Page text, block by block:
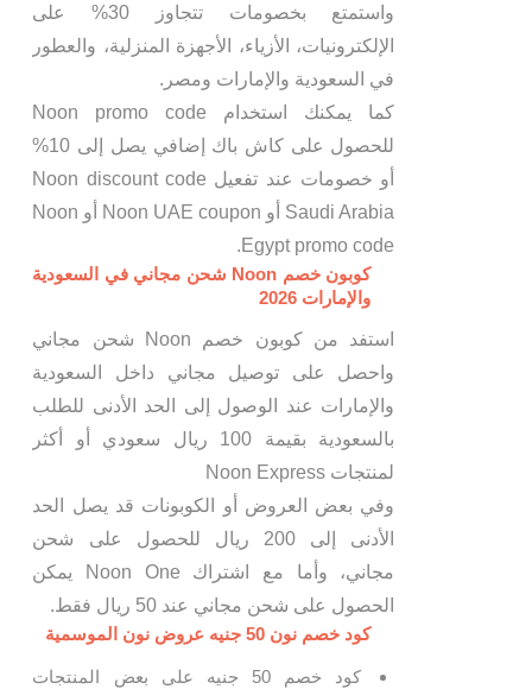
واستمتع بخصومات تتجاوز 30% على
الإلكترونيات، الأزياء، الأجهزة المنزلية، والعطور
في السعودية والإمارات ومصر.
كما يمكنك استخدام Noon promo code
للحصول على كاش باك إضافي يصل إلى 10%
أو خصومات عند تفعيل Noon discount code
Saudi Arabia أو Noon UAE coupon أو Noon
Egypt promo code.
كوبون خصم Noon شحن مجاني في السعودية
والإمارات 2026
استفد من كوبون خصم Noon شحن مجاني
واحصل على توصيل مجاني داخل السعودية
والإمارات عند الوصول إلى الحد الأدنى للطلب
بالسعودية بقيمة 100 ريال سعودي أو أكثر
لمنتجات Noon Express
وفي بعض العروض أو الكوبونات قد يصل الحد
الأدنى إلى 200 ريال للحصول على شحن
مجاني، وأما مع اشتراك Noon One يمكن
الحصول على شحن مجاني عند 50 ريال فقط.
كود خصم نون 50 جنيه عروض نون الموسمية
كود خصم 50 جنيه على بعض المنتجات